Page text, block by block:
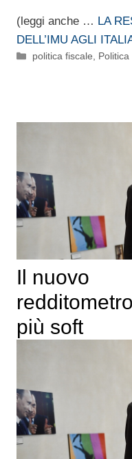
(leggi anche … LA
DELL’IMU AGLI
Categorie
politica fiscale,
Il nuovo
più soft